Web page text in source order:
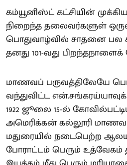
கம்யூனிஸ்ட் கட்சியின்
நிறைந்த தலைவர்களுள்
பொதுவாழ்வில் சாதனை
தனது 101-வது
மாணவப் பருவத்திலேயே
வந்துவிட்ட
1922 ஜூலை 15-ல்
அமெரிக்கன் கல்லூரி
மதுரையில் நடைபெற்ற
போராட்டம் பெரும் உத்வேகம்